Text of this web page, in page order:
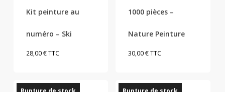
Kit peinture au
numéro – Ski
28,00€TTC
1000 pièces –
Nature Peinture
30,00€TTC